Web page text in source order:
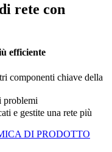
rete con
efficiente
componenti chiave della
problemi
e gestite una rete più
DI PRODOTTO